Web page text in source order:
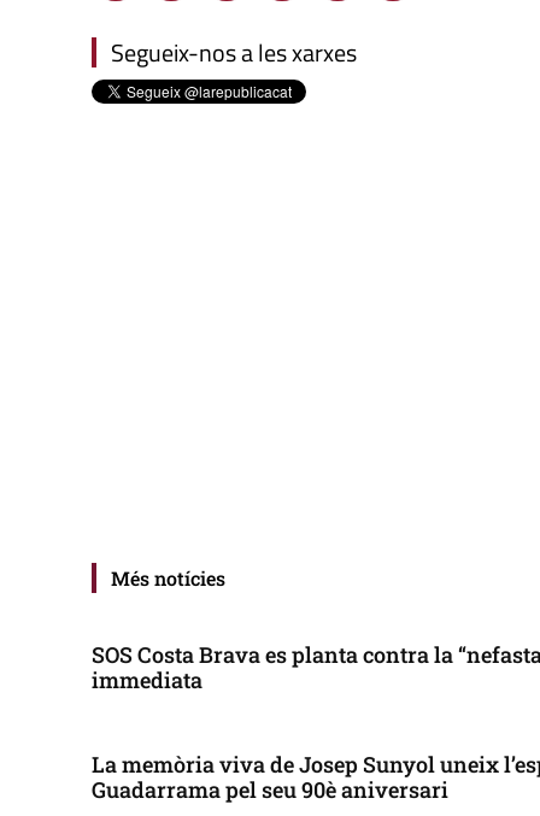
Segueix-nos a les xarxes
Més notícies
SOS Costa Brava es planta contra la
immediata
La memòria viva de Josep Sunyol uneix
Guadarrama pel seu 90è aniversari